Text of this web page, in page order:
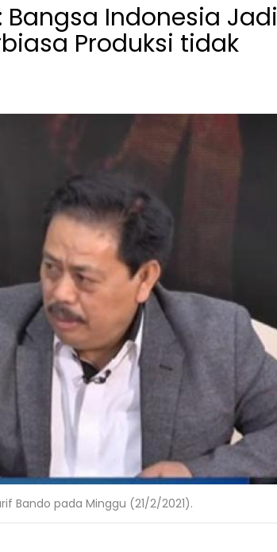
Indonesia Jadi
Produksi tidak
Bando pada Minggu (21/2/2021).